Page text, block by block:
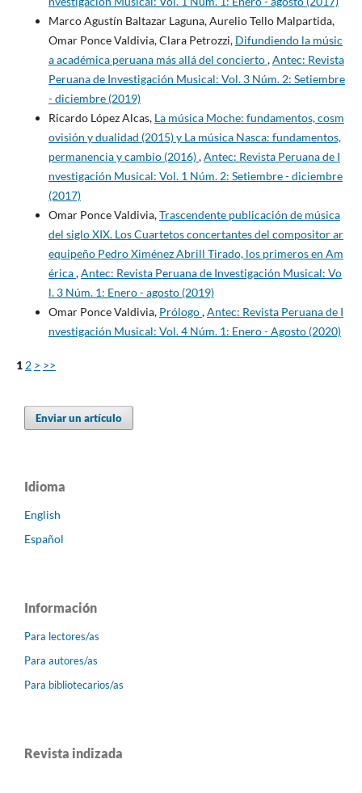
Marco Agustín Baltazar Laguna, Aurelio Tello Malpartida,
Omar Ponce Valdivia, Clara Petrozzi, Difundiendo la músic
a académica peruana más allá del concierto,Antec: Revista
Peruana de Investigación Musical: Vol. 3 Núm. 2: Setiembre
- diciembre (2019)
Ricardo López Alcas, La música Moche: fundamentos, cosm
ovisión y dualidad (2015) y La música Nasca: fundamentos,
permanencia y cambio (2016),Antec: Revista Peruana de I
nvestigación Musical: Vol. 1 Núm. 2: Setiembre - diciembre
(2017)
Omar Ponce Valdivia,Trascendente publicación de música
del siglo XIX. Los Cuartetos concertantes del compositor ar
equipeño Pedro Ximénez Abrill Tirado, los primeros en Am
érica,Antec: Revista Peruana de Investigación Musical: Vo
l. 3 Núm. 1: Enero - agosto (2019)
Omar Ponce Valdivia, Prólogo,Antec: Revista Peruana de I
nvestigación Musical: Vol. 4 Núm. 1: Enero - Agosto (2020)
1 2 > >>
Enviar un artículo
Idioma
English
Español
Información
Para lectores/as
Para autores/as
Para bibliotecarios/as
Revista indizada